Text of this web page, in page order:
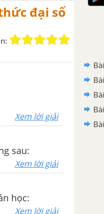
đại số
Xem lời giải
sau:
Xem lời giải
học:
Xem lời giải